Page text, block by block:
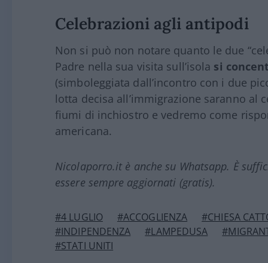
Celebrazioni agli antipodi
Non si può non notare quanto le due
Padre nella sua visita sull’isola si
(simboleggiata dall’incontro con i due
lotta decisa all’immigrazione saranno al
fiumi di inchiostro e vedremo come
americana.
Nicolaporro.it è anche su Whatsapp. È
essere sempre aggiornati (gratis).
#4 LUGLIO #ACCOGLIENZA #CHIESA
#INDIPENDENZA
#LAMPEDUSA
#STATI UNITI